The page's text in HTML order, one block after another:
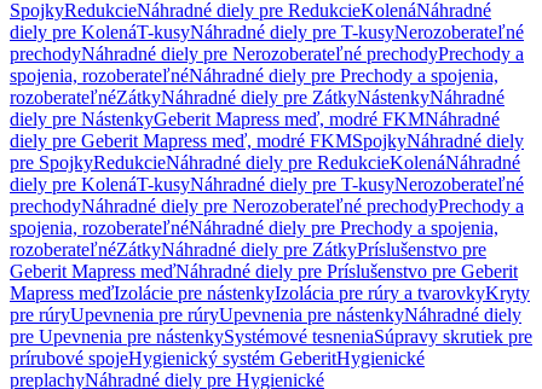
SpojkyRedukcieNáhradné diely pre RedukcieKolenáNáhradné
diely pre KolenáT-kusyNáhradné diely pre T-kusyNerozoberateľné
prechodyNáhradné diely pre Nerozoberateľné prechodyPrechody a
spojenia, rozoberateľnéNáhradné diely pre Prechody a spojenia,
rozoberateľnéZátkyNáhradné diely pre ZátkyNástenkyNáhradné
diely pre NástenkyGeberit Mapress meď, modré FKMNáhradné
diely pre Geberit Mapress meď, modré FKMSpojkyNáhradné diely
pre SpojkyRedukcieNáhradné diely pre RedukcieKolenáNáhradné
diely pre KolenáT-kusyNáhradné diely pre T-kusyNerozoberateľné
prechodyNáhradné diely pre Nerozoberateľné prechodyPrechody a
spojenia, rozoberateľnéNáhradné diely pre Prechody a spojenia,
rozoberateľnéZátkyNáhradné diely pre ZátkyPríslušenstvo pre
Geberit Mapress meďNáhradné diely pre Príslušenstvo pre Geberit
Mapress meďIzolácie pre nástenkyIzolácia pre rúry a tvarovkyKryty
pre rúryUpevnenia pre rúryUpevnenia pre nástenkyNáhradné diely
pre Upevnenia pre nástenkySystémové tesneniaSúpravy skrutiek pre
prírubové spojeHygienický systém GeberitHygienické
preplachyNáhradné diely pre Hygienické